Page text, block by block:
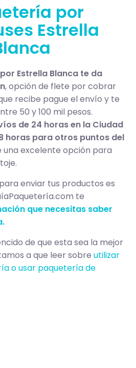
por
Estrella
Estrella Blanca te da
, opción de flete por cobrar
recibe pague el envío y te
50 y 100 mil pesos.
de 24 horas en la Ciudad
horas para otros puntos del
una excelente opción para
enviar tus productos es
te
que necesitas saber
de que esta sea la mejor
a que leer sobre utilizar
o usar paquetería de